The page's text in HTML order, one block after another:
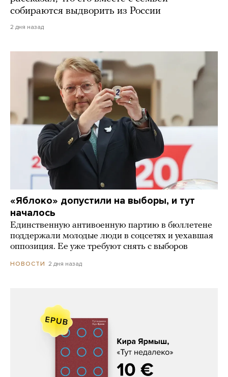
собираются выдворить из России
2 дня назад
«Яблоко» допустили на выборы, и тут
началось
Единственную антивоенную партию в бюллетене
поддержали молодые люди в соцсетях и уехавшая
оппозиция. Ее уже требуют снять с выборов
НОВОСТИ 2 дня назад